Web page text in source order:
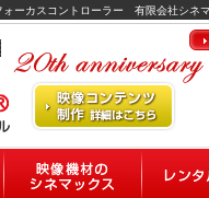
カスコントローラー 有限会社シネ